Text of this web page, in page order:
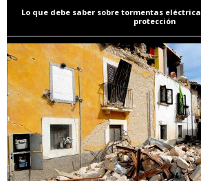
Lo que debe saber sobre tormentas
protección